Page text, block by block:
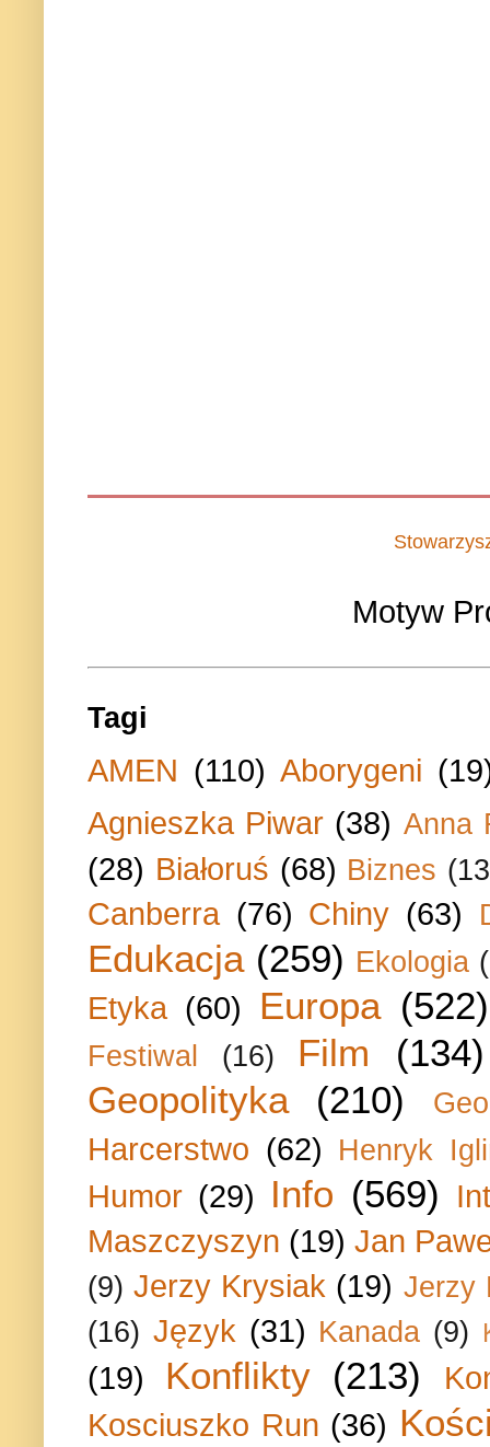
Motyw
Tagi
AMEN (110) Aborygeni
Agnieszka Piwar (38) Anna
(28) Białoruś (68) Biznes
Canberra (76) Chiny (63)
Edukacja (259) Ekologia
Etyka (60) Europa (522)
Festiwal (16) Film
(134)
Geopolityka
(210)
Harcerstwo (62) Henryk
Humor (29) Info (569)
Maszczyszyn (19) Jan
(9) Jerzy Krysiak (19) Jerzy
(16) Język (31) Kanada (9)
(19) Konflikty (213)
Kosciuszko Run (36)